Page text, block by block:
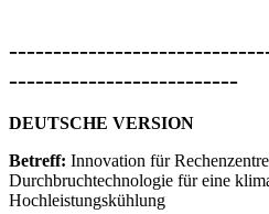
--------------------------
DEUTSCHE VERSION
Betreff: Innovation für
Durchbruchtechnologie für eine
Hochleistungskühlung